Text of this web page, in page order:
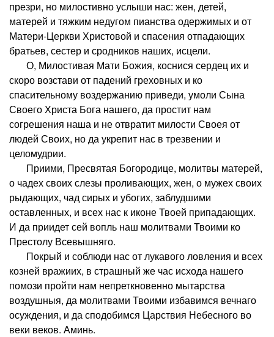
презри, но милостивно услыши нас: жен, детей,
матерей и тяжким недугом пианства одержимых и от
Матери-Церкви Христовой и спасения отпадающих
братьев, сестер и сродников наших, исцели.
О, Милостивая Мати Божия, коснися сердец их и
скоро возстави от падений греховных и ко
спасительному воздержанию приведи, умоли Сына
Своего Христа Бога нашего, да простит нам
согрешения наша и не отвратит милости Своея от
людей Своих, но да укрепит нас в трезвении и
целомудрии.
Приими, Пресвятая Богородице, молитвы матерей,
о чадех своих слезы проливающих, жен, о мужех своих
рыдающих, чад сирых и убогих, заблудшими
оставленных, и всех нас к иконе Твоей припадающих.
И да приидет сей вопль наш молитвами Твоими ко
Престолу Всевышняго.
Покрый и соблюди нас от лукавого ловления и всех
козней вражиих, в страшный же час исхода нашего
помози пройти нам непреткновенно мытарства
воздушныя, да молитвами Твоими избавимся вечнаго
осуждения, и да сподобимся Царствия Небесного во
веки веков. Аминь.